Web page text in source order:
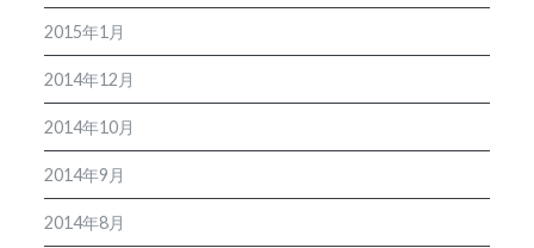
2015年1月
2014年12月
2014年10月
2014年9月
2014年8月